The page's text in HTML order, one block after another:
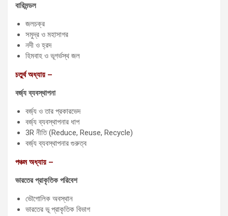
বারিমন্ডল
জলচক্র
সমুদ্র ও মহাসাগর
নদী ও হ্রদ
হিমবাহ ও ভূগর্ভস্থ জল
চতুর্থ অধ্যায় –
বর্জ্য ব্যবস্থাপনা
বর্জ্য ও তার প্রকারভেদ
বর্জ্য ব্যবস্থাপনার ধাপ
3R নীতি (Reduce, Reuse, Recycle)
বর্জ্য ব্যবস্থাপনার গুরুত্ব
পঞ্চম অধ্যায় –
ভারতের প্রাকৃতিক পরিবেশ
ভৌগোলিক অবস্থান
ভারতের ভূ প্রাকৃতিক বিভাগ